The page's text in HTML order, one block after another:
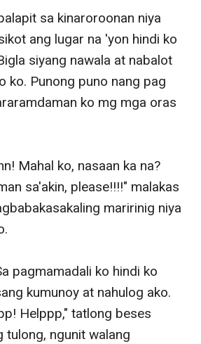
sa kinaroroonan niya
ang lugar na 'yon hindi ko
siyang nawala at nabalot
ko. Punong puno nang pag
ko mg mga oras
Mahal ko, nasaan ka na?
sa'akin, please!!!!" malakas
maririnig niya
pagmamadali ko hindi ko
kumunoy at nahulog ako.
Helppp," tatlong beses
tulong, ngunit walang